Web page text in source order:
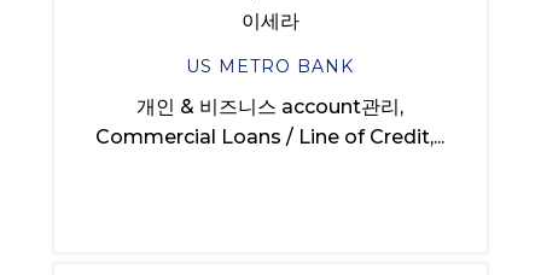
이세라
US METRO BANK
개인 & 비즈니스 account관리,
Commercial Loans / Line of Credit,...